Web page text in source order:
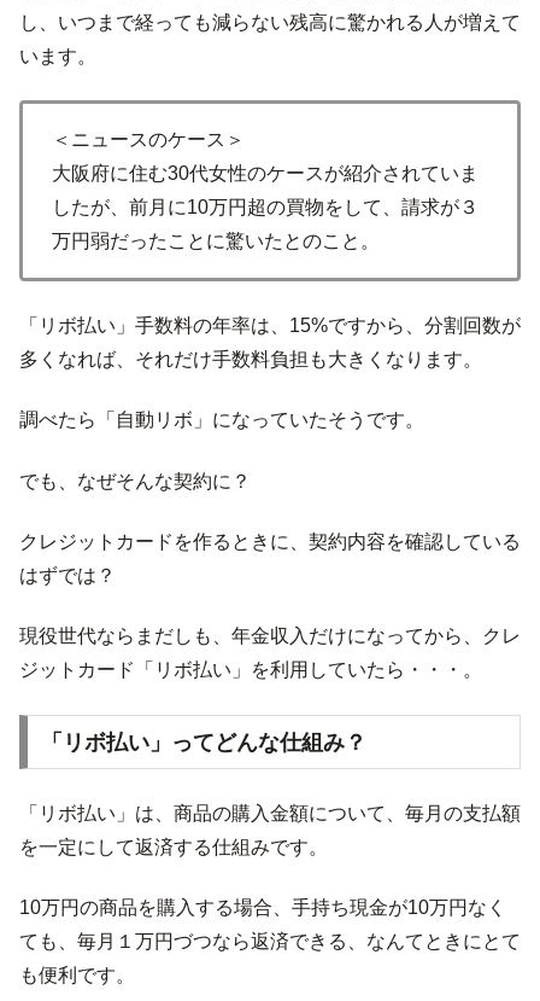
し、いつまで経っても減らない残高に驚かれる人が増えて
います。
＜ニュースのケース＞
大阪府に住む30代女性のケースが紹介されていま
したが、前月に10万円超の買物をして、請求が３
万円弱だったことに驚いたとのこと。
「リボ払い」手数料の年率は、15%ですから、分割回数が
多くなれば、それだけ手数料負担も大きくなります。
調べたら「自動リボ」になっていたそうです。
でも、なぜそんな契約に？
クレジットカードを作るときに、契約内容を確認している
はずでは？
現役世代ならまだしも、年金収入だけになってから、クレ
ジットカード「リボ払い」を利用していたら・・・。
「リボ払い」ってどんな仕組み？
「リボ払い」は、商品の購入金額について、毎月の支払額
を一定にして返済する仕組みです。
10万円の商品を購入する場合、手持ち現金が10万円なく
ても、毎月１万円づつなら返済できる、なんてときにとて
も便利です。